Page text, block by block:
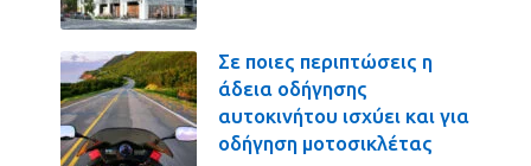
Σε ποιες περιπτώσεις η
άδεια οδήγησης
αυτοκινήτου ισχύει και για
οδήγηση μοτοσικλέτας